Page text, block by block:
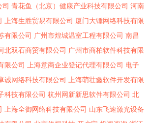
青花鱼（北京）健康产业科技有限公司 河南
上海生胜贸易有限公司 厦门大锤网络科技有限
有限公司 广州市煌城温室工程有限公司 南昌
北双石商贸有限公司 广州市商柏软件科技有限
限公司 上海意商企业登记代理有限公司 电子
诚网络科技有限公司
上海萌壮鑫软件开发有限
科技有限公司 杭州网新新思软件有限公司 北
上海全御网络科技有限公司 山东飞速激光设备